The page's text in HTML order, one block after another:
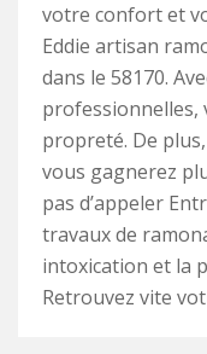
votre confort et
Eddie artisan
dans le 58170.
professionnelles,
propreté. De
vous gagnerez
pas d’appeler
travaux de
intoxication et la
Retrouvez vite